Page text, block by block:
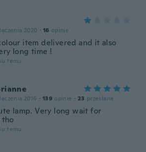
2020 · 16 opinie
item delivered and it also
long time !
temu
2016 · 139 opinie · 23 przesłane
lamp. Very long wait for
temu